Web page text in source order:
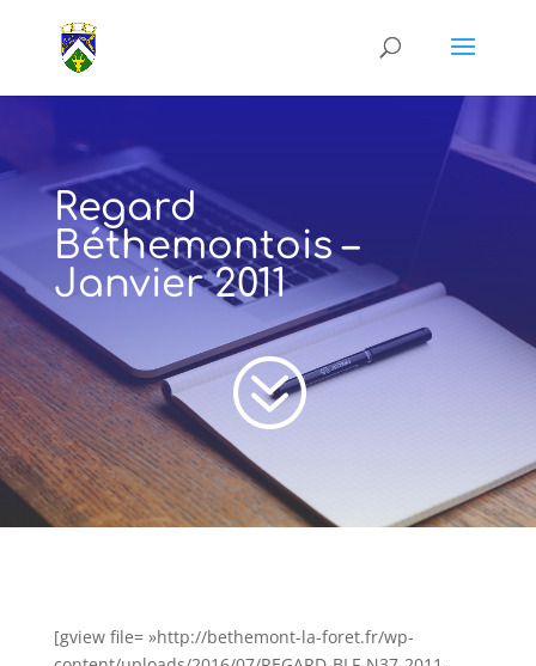
Regard
Béthemontois –
Janvier 2011
?
[gview file= »http://bethemont-la-foret.fr/wp-